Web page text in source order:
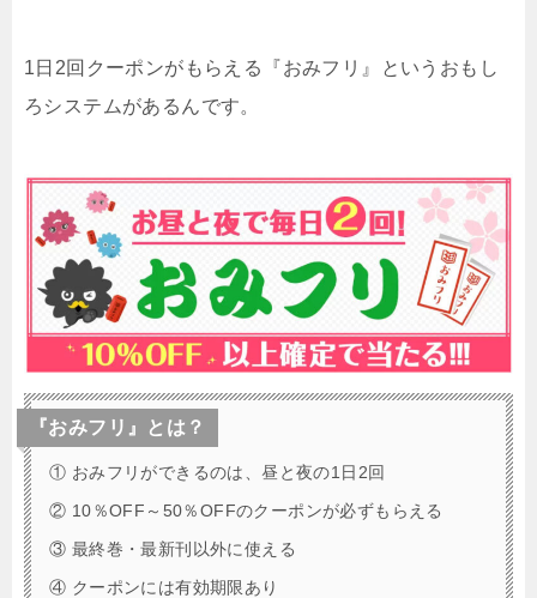
1日2回クーポンがもらえる『おみフリ』というおもし
ろシステムがあるんです。
『おみフリ』とは？
① おみフリができるのは、昼と夜の1日2回
② 10％OFF～50％OFFのクーポンが必ずもらえる
③ 最終巻・最新刊以外に使える
④ クーポンには有効期限あり